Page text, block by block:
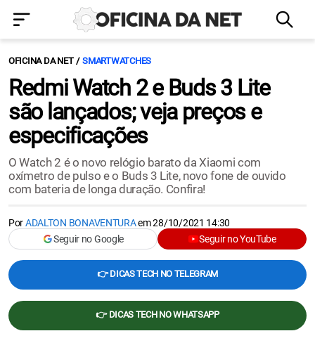
OFICINA DA NET SMARTWATCHES
Redmi Watch 2 e Buds 3 Lite
são lançados; veja preços e
especificações
O Watch 2 é o novo relógio barato da Xiaomi com
oxímetro de pulso e o Buds 3 Lite, novo fone de ouvido
com bateria de longa duração. Confira!
PorADALTON BONAVENTURAem28/10/2021 14:30
Seguir no Google
Seguir no YouTube
👉 DICAS TECH NO TELEGRAM
👉 DICAS TECH NO WHATSAPP